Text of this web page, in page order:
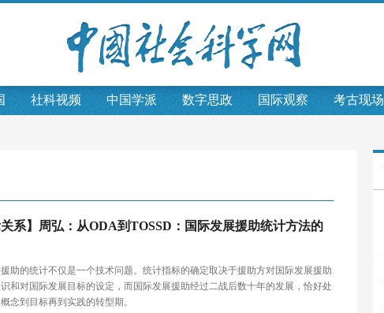
社科视频 中国学派 数字思政 国际观察 考古现场
关系】周弘：从ODA到TOSSD：国际发展援助统计方法的
助的统计不仅是一个技术问题。统计指标的确定取决于援助方对国际发展援助
和对国际发展目标的设定，而国际发展援助经过二战后数十年的发展，恰好处
念到目标再到实践的转型期。